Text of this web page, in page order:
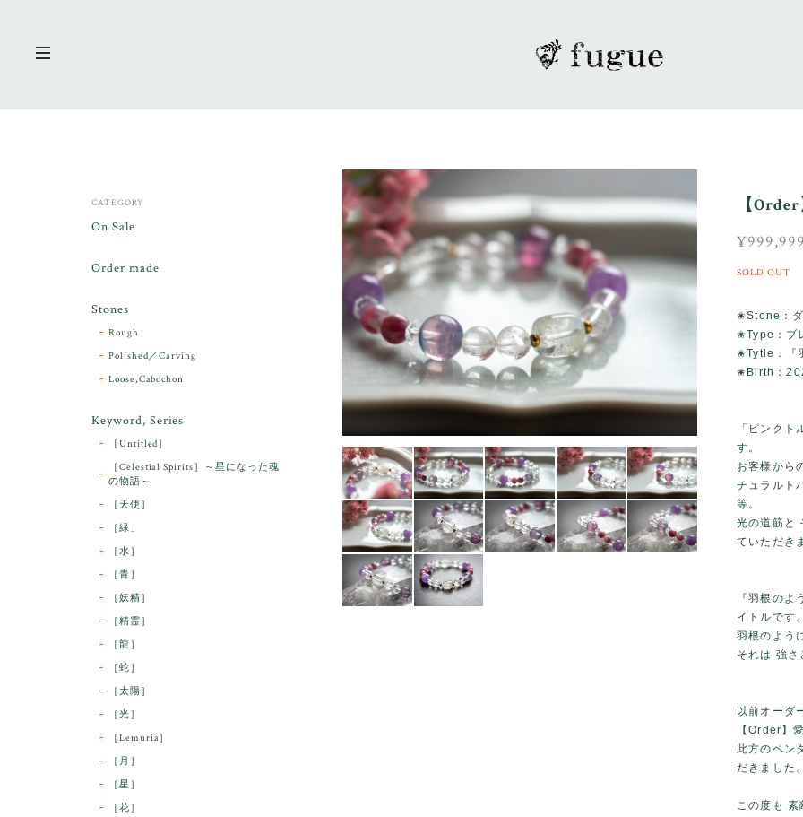
【
SOLD OUT
✬Stone：ダ
✬Type：ブ
✬Tytle：『
✬Birth：
「ピンク
す。
お客様から
チュラルト
等。
光の道筋と
ていただき
『羽根の
イトルです
羽根のよう
それは 強
以前オーダ
【Order】
此方のペン
だきました
この度も
CATEGORY
On Sale
Order made
Stones
Rough
Polished／Carving
Loose,Cabochon
Keyword, Series
［Untitled］
［Celestial Spirits］～星になった魂
の物語～
［天使］
［緑」
［水］
［青］
［妖精］
［精霊］
［龍］
［蛇］
［太陽］
［光］
［Lemuria］
［月］
［星］
［花］